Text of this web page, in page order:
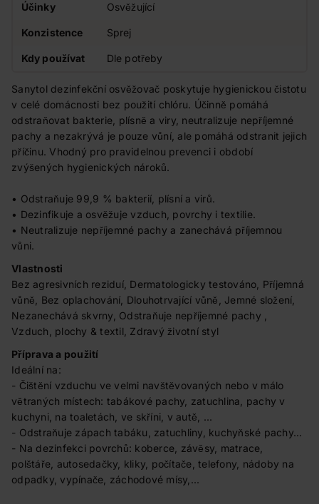
Účinky Osvěžující
Konzistence Sprej
Kdy používat Dle potřeby
Sanytol dezinfekční osvěžovač poskytuje hygienickou čistotu
v celé domácnosti bez použití chlóru. Účinně pomáhá
odstraňovat bakterie, plísně a viry, neutralizuje nepříjemné
pachy a nezakrývá je pouze vůní, ale pomáhá odstranit jejich
příčinu. Vhodný pro pravidelnou prevenci i období
zvýšených hygienických nároků.
• Odstraňuje 99,9 % bakterií, plísní a virů.
• Dezinfikuje a osvěžuje vzduch, povrchy i textilie.
• Neutralizuje nepříjemné pachy a zanechává příjemnou
vůni.
Vlastnosti
Bez agresivních reziduí, Dermatologicky testováno, Příjemná
vůně, Bez oplachování, Dlouhotrvající vůně, Jemné složení,
Nezanechává skvrny, Odstraňuje nepříjemné pachy ,
Vzduch, plochy & textil, Zdravý životní styl
Příprava a použití
Ideální na:
- Čištění vzduchu ve velmi navštěvovaných nebo v málo
větraných místech: tabákové pachy, zatuchlina, pachy v
kuchyni, na toaletách, ve skříni, v autě, ...
- Odstraňuje zápach tabáku, zatuchliny, kuchyňské pachy...
- Na dezinfekci povrchů: koberce, závěsy, matrace,
polštáře, autosedačky, kliky, počítače, telefony, nádoby na
odpadky, vypínače, záchodové mísy,...